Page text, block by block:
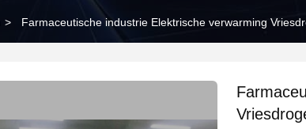
> Farmaceutische industrie Elektrische verwarming